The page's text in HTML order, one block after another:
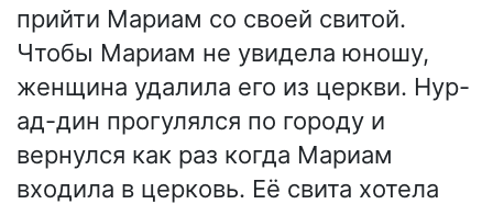
прийти Мариам со своей свитой.
Чтобы Мариам не увидела юношу,
женщина удалила его из церкви. Нур-
ад-дин прогулялся по городу и
вернулся как раз когда Мариам
входила в церковь. Её свита хотела